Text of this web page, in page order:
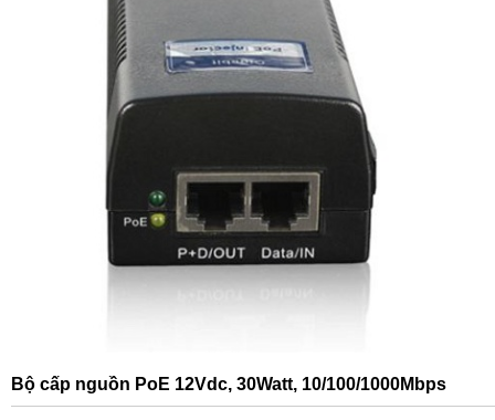
Bộ cấp nguồn PoE 12Vdc, 30Watt, 10/100/1000Mbps